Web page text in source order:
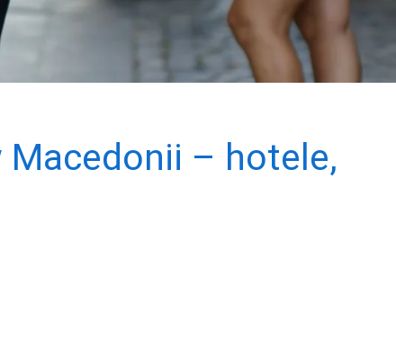
– hotele,